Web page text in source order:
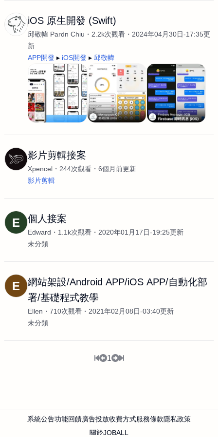
iOS 原生開發 (Swift)
邱敬幃 Pardn Chiu 2.2k次觀看
2024年04月30日-17:35更
新
APP開發
iOS開發 邱敬幃
影片剪輯接案
Xpencel 244次觀看
6個月前更新
影片剪輯
E 個人接案
Edward 1.1k次觀看
2020年01月17日-19:25更新
未分類
E
網站架設/Android APP/iOS APP/自動化部
署/基礎程式教學
Ellen 710次觀看
2021年02月08日-03:40更新
未分類
1
系統公告功能回饋廣告投放收費方式服務條款隱私政策
關於JOBALL